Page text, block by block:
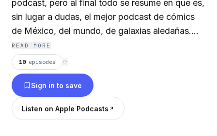
podcast, pero al final todo se resume en que es,
sin lugar a dudas, el mejor podcast de cómics
de México, del mundo, de galaxias aledañas.
Sólo en Dixo.
READ MORE
10 episodes ⟳
Sign in to save
Listen on Apple Podcasts